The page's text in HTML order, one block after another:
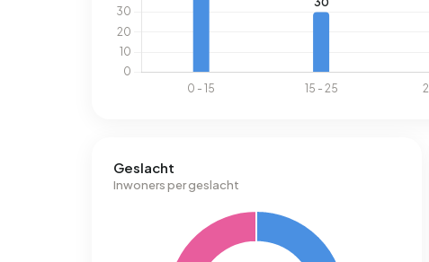
Geslacht
Inwoners per geslacht